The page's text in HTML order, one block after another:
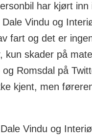
har kjørt inn
Dale Vindu og
fart og det er
kun skader på
Romsdal på
kjent, men
Vindu og